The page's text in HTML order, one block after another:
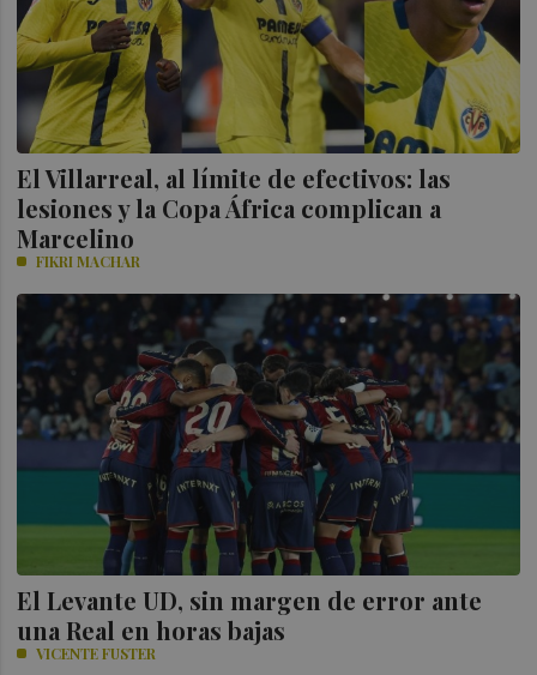
El Villarreal, al límite de efectivos: las
lesiones y la Copa África complican a
Marcelino
FIKRI MACHAR
El Levante UD, sin margen de error ante
una Real en horas bajas
VICENTE FUSTER